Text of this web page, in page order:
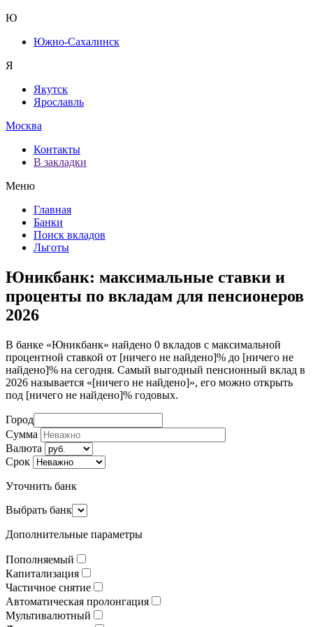
Ю
Южно-Сахалинск
Я
Якутск
Ярославль
Москва
Контакты
В закладки
Меню
Главная
Банки
Поиск вкладов
Льготы
Юникбанк: максимальные ставки и
проценты по вкладам для пенсионеров
2026
В банке «Юникбанк» найдено 0 вкладов с максимальной
процентной ставкой от [ничего не найдено]% до [ничего не
найдено]% на сегодня. Самый выгодный пенсионный вклад в
2026 называется «[ничего не найдено]», его можно открыть
под [ничего не найдено]% годовых.
Город
Сумма
Валюта
Срок
Уточнить банк
Выбрать банк
Дополнительные параметры
Пополняемый
Капитализация
Частичное снятие
Автоматическая пролонгация
Мультивалютный